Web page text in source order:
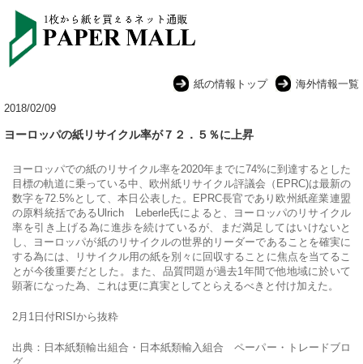
紙の情報トップ
海外情報一覧
2018/02/09
ヨーロッパの紙リサイクル率が７２．５％に上昇
ヨーロッパでの紙のリサイクル率を2020年までに74%に到達するとした
目標の軌道に乗っている中、欧州紙リサイクル評議会（EPRC)は最新の
数字を72.5%として、本日公表した。EPRC長官であり欧州紙産業連盟
の原料統括であるUlrich Leberle氏によると、
ヨーロッパのリサイクル
率を引き上げる為に進歩を続けているが、まだ満足してはいけないと
し、ヨーロッパが紙のリサイクルの世界的リーダーであることを確実に
する為には、リサイクル用の紙を別々に回収することに焦点を当てるこ
とが今後重要だとした。また、品質問題が過去1年間で他地域に於いて
顕著になった為、これは更に真実としてとらえるべきと付け加えた。
2月1日付RISIから抜粋
出典：日本紙類輸出組合・日本紙類輸入組合 ペーパー・トレードブロ